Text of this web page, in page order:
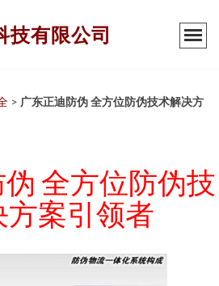
技有限公司
> 广东正迪防伪 全方位防伪技术解决方
全方位防伪技
案引领者